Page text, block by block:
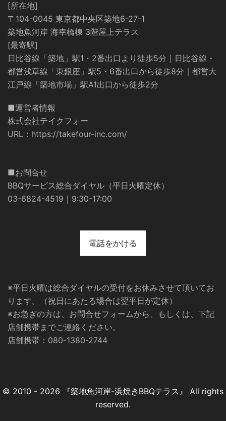
[所在地]
〒104-0045 東京都中央区築地6-27-1
築地魚河岸 海幸橋棟 3階屋上テラス
[最寄駅]
日比谷線「築地」駅1・2番出口より徒歩5分｜日比谷線・
都営浅草線「東銀座」駅5・6番出口から徒歩8分｜都営大
江戸線「築地市場」駅A1出口から徒歩2分
■運営者情報
株式会社テイクフォー
URL： https://takefour-inc.com/
■お問合せ
BBQサービス総合ダイヤル（平日火曜定休）
03-6824-4519｜9:30-17:00
電話をかける
※平日火曜は総合ダイヤルの受付をお休みさせて頂いてお
ります。（祝日にあたる場合は翌平日が定休）
※お急ぎの方は、お問合せフォームから、もしくは、下記
店舗携帯までご連絡ください。
店舗携帯：080-1380-2744
© 2010 - 2026 『築地魚河岸-浜焼きBBQテラス』 All rights
reserved.